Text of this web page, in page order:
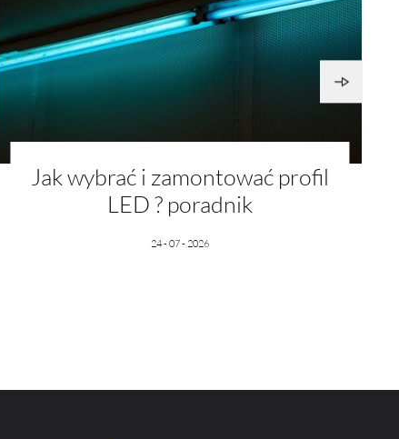
Jak wybrać i zamontować profil
LED ? poradnik
24 - 07 - 2026